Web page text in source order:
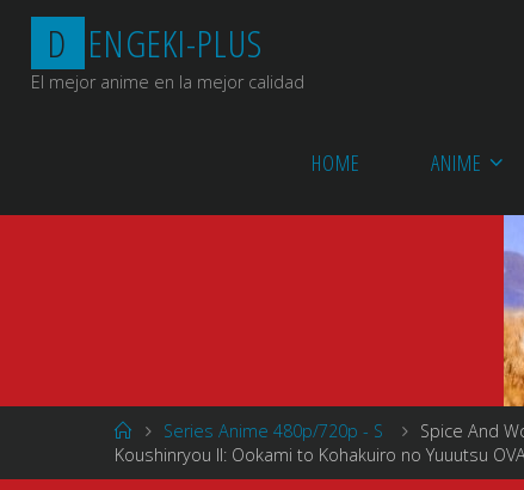
Saltar
contenido
D ENGEKI-PLUS
El mejor anime en la mejor calidad
HOME ANIME
Página
de
Inicio
Series Anime 480p/720p - S
Spice And
Koushinryou II: Ookami to Kohakuiro no Yuuutsu